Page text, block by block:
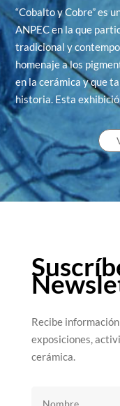
“Cobalto y Cobre” es
ANPEC en la que
tradicional y
homenaje a los
en la cerámica y que
historia. Esta
Recibe
exposiciones,
cerámica.